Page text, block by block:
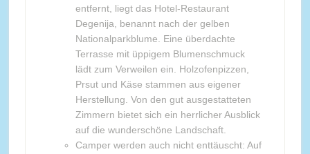
entfernt, liegt das Hotel-Restaurant
Degenija, benannt nach der gelben
Nationalparkblume. Eine überdachte
Terrasse mit üppigem Blumenschmuck
lädt zum Verweilen ein. Holzofenpizzen,
Prsut und Käse stammen aus eigener
Herstellung. Von den gut ausgestatteten
Zimmern bietet sich ein herrlicher Ausblick
auf die wunderschöne Landschaft.
Camper werden auch nicht enttäuscht: Auf